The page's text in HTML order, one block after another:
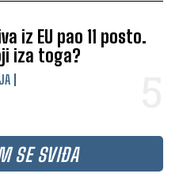
iz EU pao 11 posto.
iza toga?
SE SVIĐA